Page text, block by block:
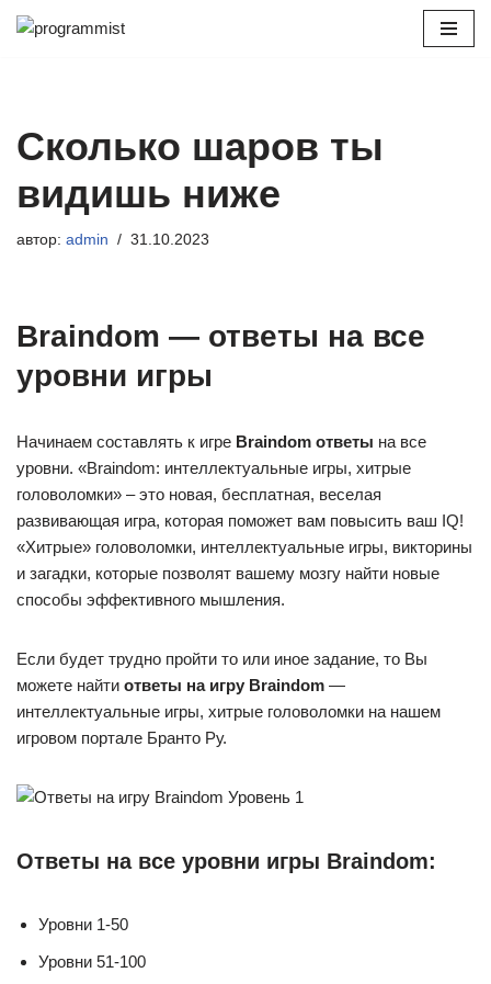
Сколько шаров ты
видишь ниже
автор: admin 31.10.2023
Braindom — ответы на все
уровни игры
Начинаем составлять к игре Braindom ответы на все
уровни. «Braindom: интеллектуальные игры, хитрые
головоломки» – это новая, бесплатная, веселая
развивающая игра, которая поможет вам повысить ваш IQ!
«Хитрые» головоломки, интеллектуальные игры, викторины
и загадки, которые позволят вашему мозгу найти новые
способы эффективного мышления.
Если будет трудно пройти то или иное задание, то Вы
можете найти ответы на игру Braindom —
интеллектуальные игры, хитрые головоломки на нашем
игровом портале Бранто Ру.
Ответы на все уровни игры Braindom:
Уровни 1-50
Уровни 51-100